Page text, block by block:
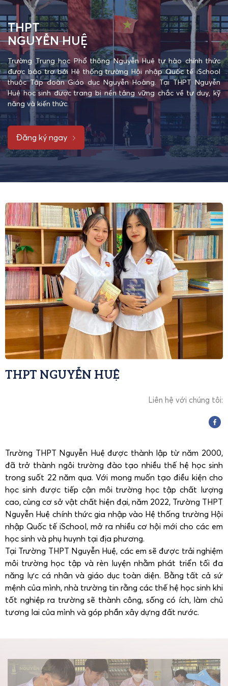
THPT
NGUYỄN HUỆ
Trường Trung học Phổ thông Nguyễn Huệ tự hào chính thức
được bảo trợ bởi Hệ thống trường Hội nhập Quốc tế iSchool
thuộc Tập đoàn Giáo dục Nguyễn Hoàng. Tại THPT Nguyễn
Huệ học sinh được trang bị nền tảng vững chắc về tư duy, kỹ
năng và kiến thức.
Đăng ký ngay
THPT NGUYỄN HUỆ
Liên hệ với chúng tôi:
Trường THPT Nguyễn Huệ được thành lập từ năm 2000,
đã trở thành ngôi trường đào tạo nhiều thế hệ học sinh
trong suốt 22 năm qua. ​Với mong muốn tạo điều kiện cho
học sinh được tiếp cận môi trường học tập chất lượng
cao, cùng cơ sở vật chất hiện đại, năm 2022, Trường THPT
Nguyễn Huệ chính thức gia nhập vào Hệ thống trường Hội
nhập Quốc tế iSchool, mở ra nhiều cơ hội mới cho các em
học sinh và phụ huynh tại địa phương.
Tại Trường THPT Nguyễn Huệ, các em sẽ được trải nghiệm
môi trường học tập và rèn luyện nhằm phát triển tối đa
năng lực cá nhân và giáo dục toàn diện. Bằng tất cả sứ
mệnh của mình, nhà trường tin rằng các thế hệ học sinh khi
tốt nghiệp ra trường sẽ thành công, sống có ích, làm chủ
tương lai của mình và góp phần xây dựng đất nước.​